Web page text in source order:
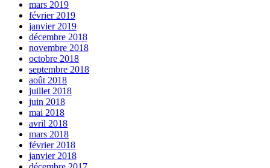
mars 2019
février 2019
janvier 2019
décembre 2018
novembre 2018
octobre 2018
septembre 2018
août 2018
juillet 2018
juin 2018
mai 2018
avril 2018
mars 2018
février 2018
janvier 2018